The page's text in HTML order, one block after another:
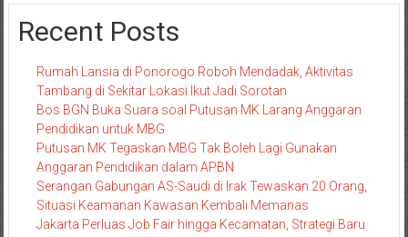
Recent Posts
Rumah Lansia di Ponorogo Roboh Mendadak, Aktivitas
Tambang di Sekitar Lokasi Ikut Jadi Sorotan
Bos BGN Buka Suara soal Putusan MK Larang Anggaran
Pendidikan untuk MBG
Putusan MK Tegaskan MBG Tak Boleh Lagi Gunakan
Anggaran Pendidikan dalam APBN
Serangan Gabungan AS-Saudi di Irak Tewaskan 20 Orang,
Situasi Keamanan Kawasan Kembali Memanas
Jakarta Perluas Job Fair hingga Kecamatan, Strategi Baru